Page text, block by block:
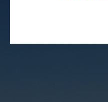
.... EL